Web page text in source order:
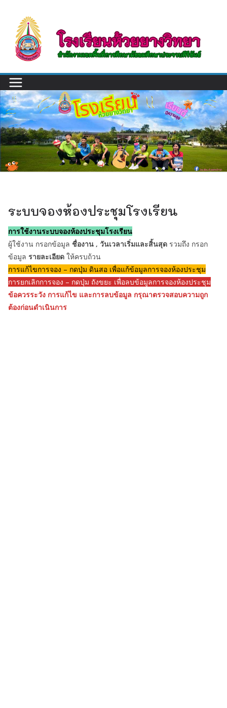
content
ระบบจองห้องประชุมโรงเรียน
การใช้งานระบบจองห้องประชุมโรงเรียน
ผู้ใช้งาน กรอกข้อมูล ชื่องาน , วันเวลาเริ่มและสิ้นสุด รวมถึง กรอก
ข้อมูล รายละเอียด ให้ครบถ้วน
การแก้ไขการจอง – กดปุ่ม ดินสอ เพื่อแก้ข้อมูลการจองห้องประชุม
การยกเลิกการจอง – กดปุ่ม ถังขยะ เพื่อลบข้อมูลการจองห้องประชุม
ข้อควรระวัง การแก้ไข และการลบข้อมูล กรุณาตรวจสอบความถูก
ต้องก่อนดำเนินการ